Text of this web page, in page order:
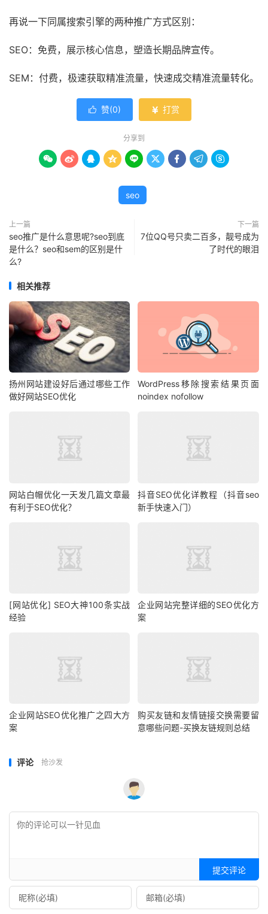
再说一下同属搜索引擎的两种推广方式区别：
SEO：免费，展示核心信息，塑造长期品牌宣传。
SEM：付费，极速获取精准流量，快速成交精准流量转化。
 赞(0)  打赏
分享到
        
seo
上一篇
seo推广是什么意思呢?seo到底
是什么？seo和sem的区别是什
么?
下一篇
7位QQ号只卖二百多，靓号成为
了时代的眼泪
相关推荐
扬州网站建设好后通过哪些工作
做好网站SEO优化
WordPress移除搜索结果页面
noindex nofollow
网站白帽优化一天发几篇文章最
有利于SEO优化？
抖音SEO优化详教程（抖音seo
新手快速入门）
[网站优化] SEO大神100条实战
经验
企业网站完整详细的SEO优化方
案
企业网站SEO优化推广之四大方
案
购买友链和友情链接交换需要留
意哪些问题-买换友链规则总结
评论 抢沙发
提交评论